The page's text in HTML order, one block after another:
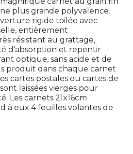
plus grande polyvalence.
rigide toilée avec
entièrement
résistant au grattage,
d'absorption et repentir
optique, sans acide et de
produit dans chaque carnet
cartes postales ou cartes de
laissées vierges pour
Les carnets 21x16cm
à eux 4 feuilles volantes de